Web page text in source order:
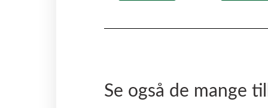
Se også de mange